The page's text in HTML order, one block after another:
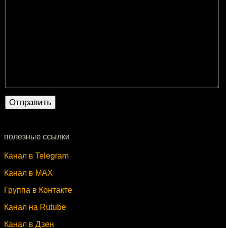
полезные ссылки
Канал в Telegram
Канал в MAX
Группа в Контакте
Канал на Rutube
Канал в Дзен